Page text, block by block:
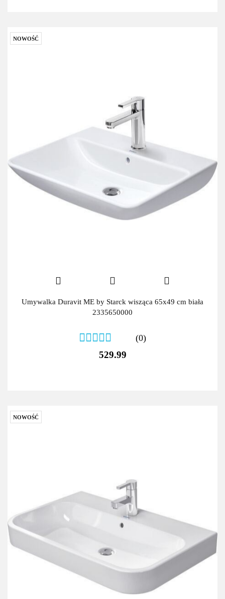
NOWOŚĆ
Umywalka Duravit ME by Starck wisząca 65x49 cm biała
2335650000
(0)
529.99
NOWOŚĆ